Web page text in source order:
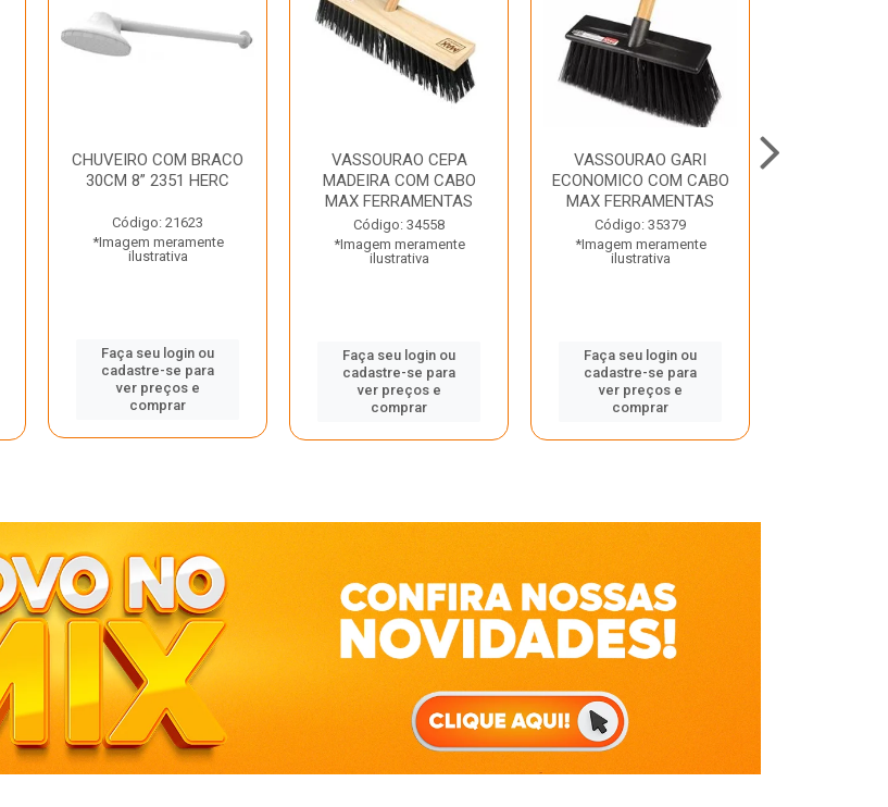
CHUVEIRO COM BRACO
30CM 8” 2351 HERC
Código: 21623
*Imagem meramente
ilustrativa
Faça seu login ou
cadastre-se para
ver preços e
comprar
VASSOURAO CEPA
MADEIRA COM CABO
MAX FERRAMENTAS
Código: 34558
*Imagem meramente
ilustrativa
Faça seu login ou
cadastre-se para
ver preços e
comprar
VASSOURAO GARI
ECONOMICO COM CABO
MAX FERRAMENTAS
Código: 35379
*Imagem meramente
ilustrativa
Faça seu login ou
cadastre-se para
ver preços e
comprar